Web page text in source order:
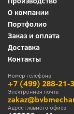
О компании
Портфолио
Заказ и оплата
Доставка
Контакты
Номер телефона
+7 (499) 288-21-
Электронная почта
Адрес главного офиса